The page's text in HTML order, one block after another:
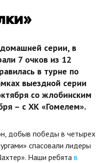
серии, в
7 очков из 12
в турне по
выездной серии
со жлобинским
– с ХК «Гомелем».
добыв победы в четырех
спасовали лидеры
Наши ребята в